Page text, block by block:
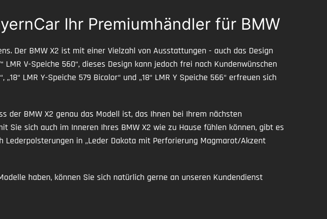
Ihr Premiumhändler für BMW
Der BMW X2 ist mit einer Vielzahl von Ausstattungen - auch das Design
V-Speiche 560“, dieses Design kann jedoch frei nach Kundenwünschen
LMR Y-Speiche 579 Bicolor“ und „18“ LMR Y Speiche 566“ erfreuen sich
der BMW X2 genau das Modell ist, das Ihnen bei Ihrem nächsten
sich auch im Inneren Ihres BMW X2 wie zu Hause fühlen können, gibt es
in „Leder Dakota mit Perforierung Magmarot/Akzent
haben, können Sie sich natürlich gerne an unseren Kundendienst